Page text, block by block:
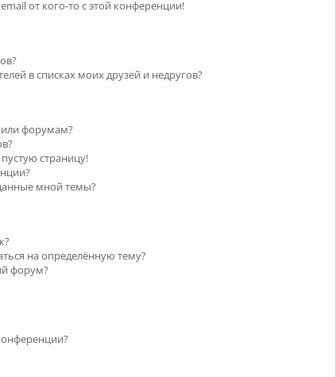
от кого-то с этой конференции!
в списках моих друзей и недругов?
форумам?
страницу!
мной темы?
на определённую тему?
форум?